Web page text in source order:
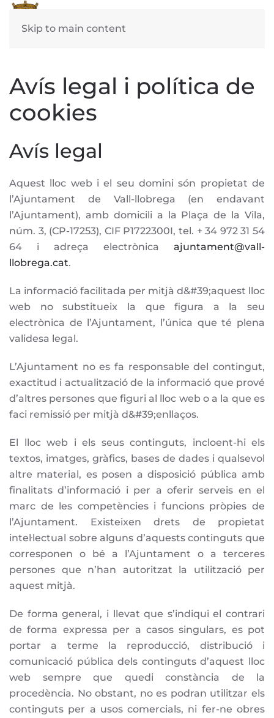
Skip to main content
Avís legal i política de
cookies
Avís legal
Aquest lloc web i el seu domini són propietat de
l’Ajuntament de Vall-llobrega (en endavant
l’Ajuntament), amb domicili a la Plaça de la Vila,
núm. 3, (CP-17253), CIF P1722300I, tel. + 34 972 31 54
64 i adreça electrònica ajuntament@vall-
llobrega.cat.
La informació facilitada per mitjà d&#39;aquest lloc
web no substitueix la que figura a la seu
electrònica de l’Ajuntament, l’única que té plena
validesa legal.
L’Ajuntament no es fa responsable del contingut,
exactitud i actualització de la informació que prové
d’altres persones que figuri al lloc web o a la que es
faci remissió per mitjà d&#39;enllaços.
El lloc web i els seus continguts, incloent-hi els
textos, imatges, gràfics, bases de dades i qualsevol
altre material, es posen a disposició pública amb
finalitats d’informació i per a oferir serveis en el
marc de les competències i funcions pròpies de
l’Ajuntament. Existeixen drets de propietat
intel·lectual sobre alguns d’aquests continguts que
corresponen o bé a l’Ajuntament o a terceres
persones que n’han autoritzat la utilització per
aquest mitjà.
De forma general, i llevat que s’indiqui el contrari
de forma expressa per a casos singulars, es pot
portar a terme la reproducció, distribució i
comunicació pública dels continguts d’aquest lloc
web sempre que quedi constància de la
procedència. No obstant, no es podran utilitzar els
continguts per a usos comercials, ni fer-ne obres